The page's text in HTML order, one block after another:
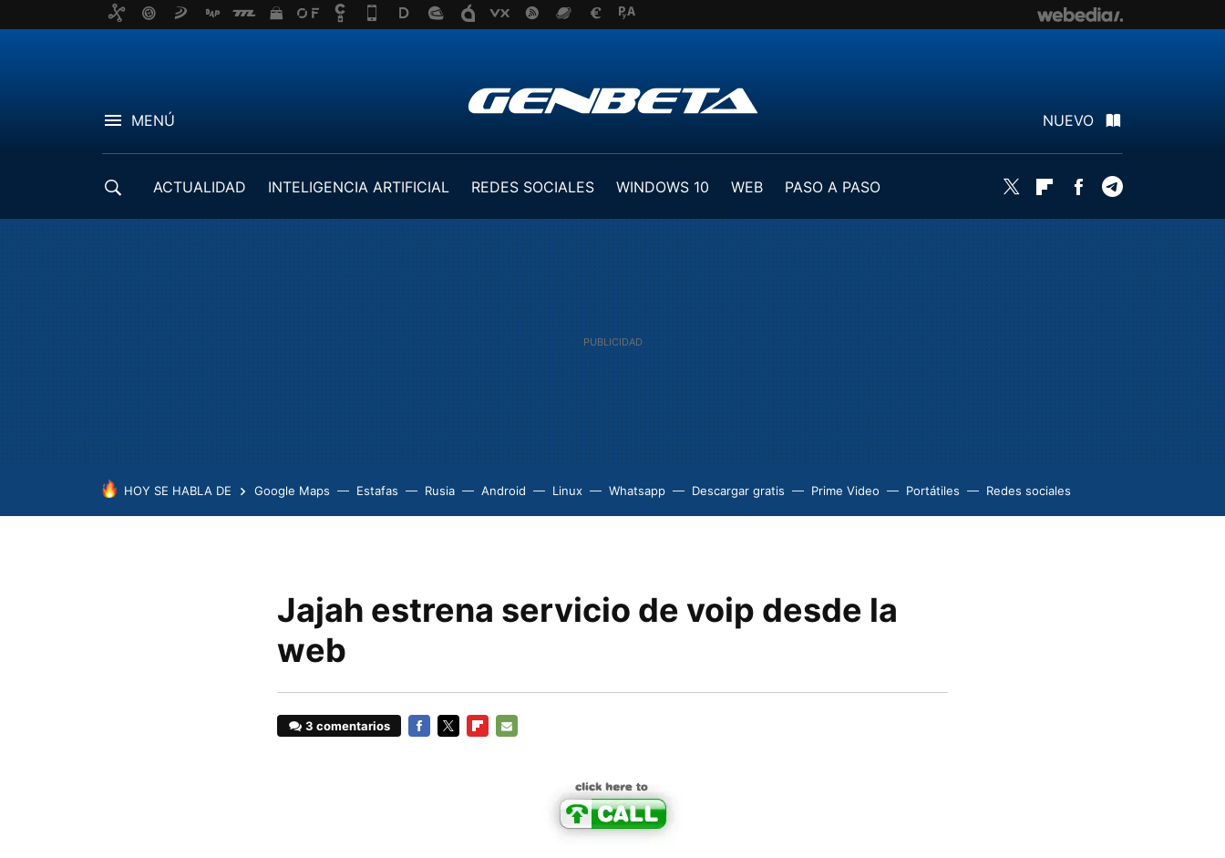
MENÚ NUEVO
ACTUALIDAD INTELIGENCIA ARTIFICIAL REDES SOCIALES WINDOWS 10 WEB
PASO A PASO
Twitter FlipboardFacebook
HOY SE HABLA DE Google Maps Estafas Rusia Android Linux Whatsapp Descargar gratis Prime Video Portátiles Redes sociales
Jajah estrena servicio de voip desde la
web
3 comentarios